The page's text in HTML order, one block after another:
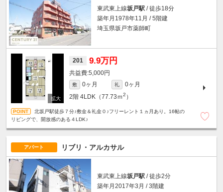
東武東上線坂戸駅 / 徒歩18分
築年月1978年11月 / 5階建
埼玉県坂戸市薬師町
201 9.9万円
5,000円
敷 0ヶ月 礼
0ヶ月
2階 4LDK（77.73ｍ2 ）
北坂戸駅徒歩７分♪敷金＆礼金０♪フリーレント１ヵ月あり。16帖の
リビングで、開放感のある４LDK♪
アパート リブリ・アルカサル
東武東上線坂戸駅 / 徒歩2分
築年月2017年3月 / 3階建